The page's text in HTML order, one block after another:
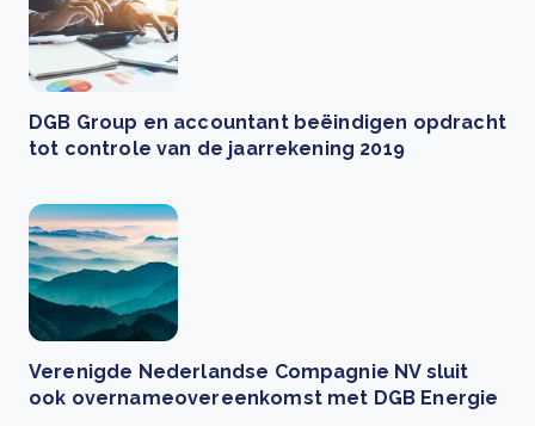
DGB Group en accountant beëindigen opdracht
tot controle van de jaarrekening 2019
Verenigde Nederlandse Compagnie NV sluit
ook overnameovereenkomst met DGB Energie